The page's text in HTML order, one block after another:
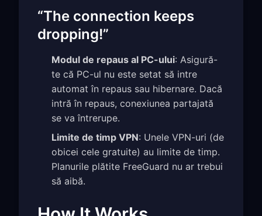
“The connection keeps
dropping!”
Modul de repaus al PC-ului: Asigură-
te că PC-ul nu este setat să intre
automat în repaus sau hibernare. Dacă
intră în repaus, conexiunea partajată
se va întrerupe.
Limite de timp VPN: Unele VPN-uri (de
obicei cele gratuite) au limite de timp.
Planurile plătite FreeGuard nu ar trebui
să aibă.